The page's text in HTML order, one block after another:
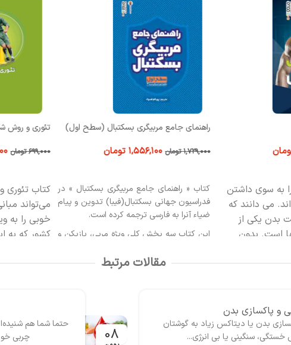
به سوی داشتن
می دانند که
بدن یکی از
است. بدون
برای رسیدن به
فیزیک از
های مهم تغذیه
و بررسی
راهنمای جامع مربیگری بسکتبال (سطح اول)
۱,۷۲۹,۰۰۰ تومان ۱,۵۵۶,۱۰۰ تومان
کتاب « راهنمای جامع مربیگری بسکتبال » در
فدراسیون جهانی بسکتبال(فیبا) تدوین و پیام
ضیاء آن‏را به فارسی ترجمه کرده است.
این کتاب سه بخش کلی ویژه مربی، بازیکن و
نقش‏ها و ارزش‏ها، دانش فنی، پیشرفت و
مدیریت می‏پردازد. در بخش مربوط به
جسمانی، مورد بجث قرار گرفته است. در
بخش «تیم» نیز به تاکتیک‏ها و استراتژی‏های
دفاعی، تاکتیک‏ها و استراتژی‏های هجومی،
تئوری و روش
۶۹۹,۰۰۰ تومان
کتاب
می‏‌تواند
خوبی را به
کشور که به
مقالات مرتبط
و پاکسازی بدن
بدن یا دیتاکس زیاد به گوشتان
سنگینی یا بی انرژی...
08
حتما شما هم
چربی